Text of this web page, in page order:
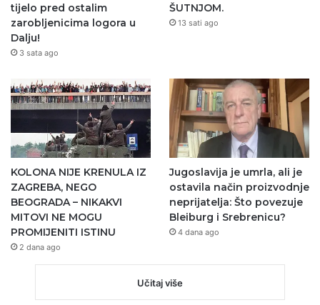
tijelo pred ostalim
zarobljenicima logora u
Dalju!
3 sata ago
ŠUTNJOM.
13 sati ago
KOLONA NIJE KRENULA IZ
ZAGREBA, NEGO
BEOGRADA – NIKAKVI
MITOVI NE MOGU
PROMIJENITI ISTINU
2 dana ago
Jugoslavija je umrla, ali je
ostavila način proizvodnje
neprijatelja: Što povezuje
Bleiburg i Srebrenicu?
4 dana ago
Učitaj više